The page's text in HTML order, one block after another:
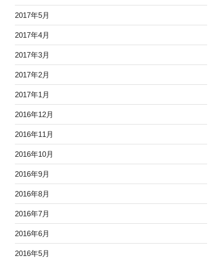
2017年5月
2017年4月
2017年3月
2017年2月
2017年1月
2016年12月
2016年11月
2016年10月
2016年9月
2016年8月
2016年7月
2016年6月
2016年5月